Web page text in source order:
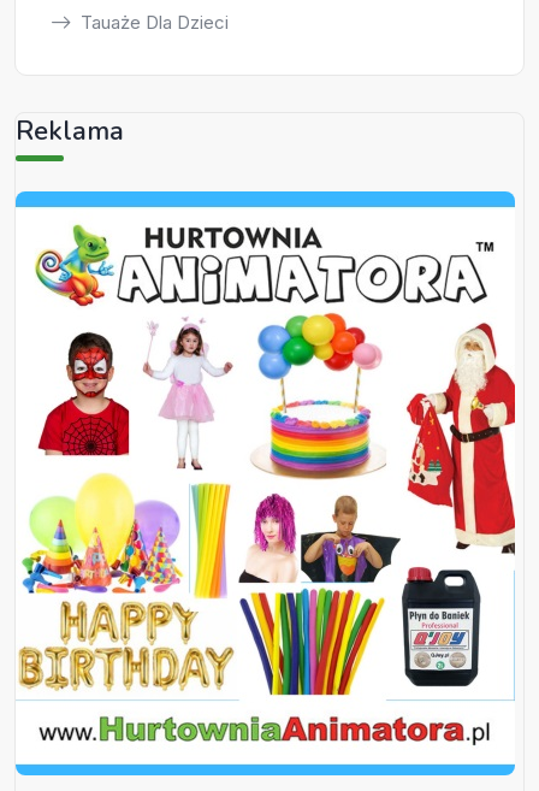
Tauaże Dla Dzieci
Reklama